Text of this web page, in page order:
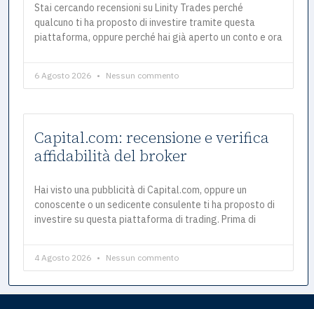
Stai cercando recensioni su Linity Trades perché
qualcuno ti ha proposto di investire tramite questa
piattaforma, oppure perché hai già aperto un conto e ora
6 Agosto 2026 Nessun commento
Capital.com: recensione e verifica
affidabilità del broker
Hai visto una pubblicità di Capital.com, oppure un
conoscente o un sedicente consulente ti ha proposto di
investire su questa piattaforma di trading. Prima di
4 Agosto 2026 Nessun commento